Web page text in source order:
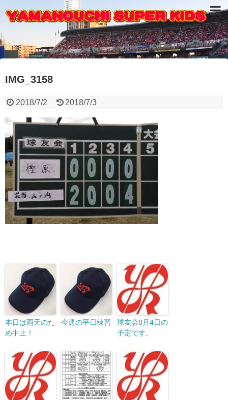
IMG_3158
2018/7/2 2018/7/3
本日は雨天のた
め中止！
今週の平日練習
球友会8月4日の
予定です。